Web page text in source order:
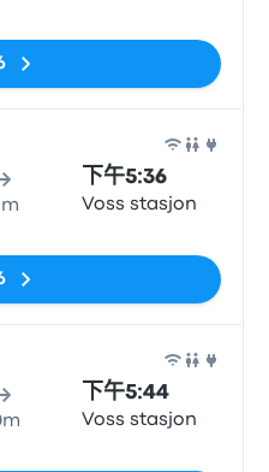
下午5:36
Voss stasjon
下午5:44
Voss stasjon